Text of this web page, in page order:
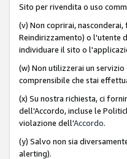
Sito per rivendita o uso
(v) Non coprirai,
Reindirizzamento) o l'utente
individuare il sito o
(w) Non utilizzerai un
comprensibile che stai
(x) Su nostra richiesta, ci
dell'Accordo, incluse le
violazione dell'Accordo.
(y) Salvo non sia
alerting).